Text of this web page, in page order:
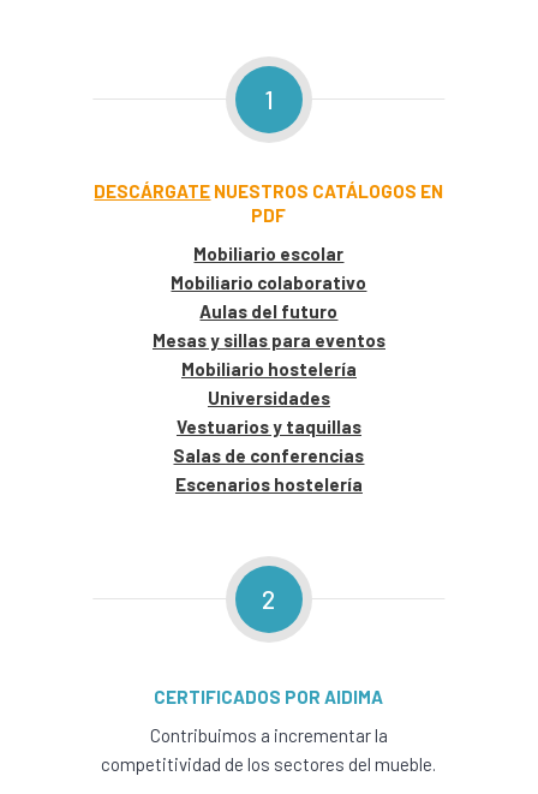
1
DESCÁRGATE NUESTROS CATÁLOGOS EN
PDF
Mobiliario escolar
Mobiliario colaborativo
Aulas del futuro
Mesas y sillas para eventos
Mobiliario hostelería
Universidades
Vestuarios y taquillas
Salas de conferencias
Escenarios hostelería
2
CERTIFICADOS POR AIDIMA
Contribuimos a incrementar la
competitividad de los sectores del mueble.